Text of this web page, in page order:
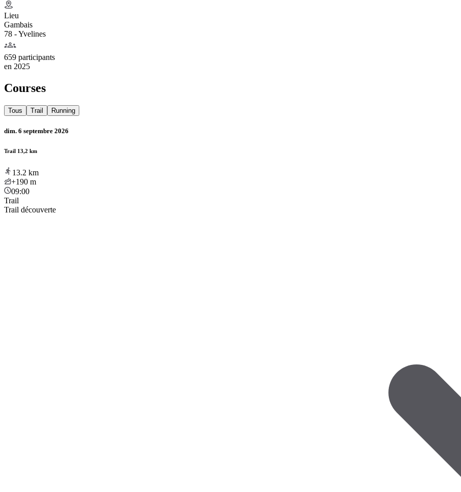
Lieu
Gambais
78 - Yvelines
659 participants
en 2025
Courses
Tous Trail Running
dim. 6 septembre 2026
Trail 13,2 km
13.2 km
+190 m
09:00
Trail
Trail découverte